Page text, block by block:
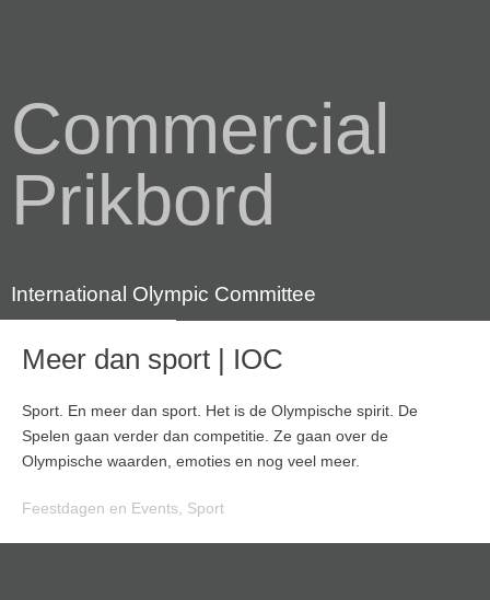
Commercial
Prikbord
International Olympic Committee
Meer dan sport | IOC
Sport. En meer dan sport. Het is de Olympische spirit. De
Spelen gaan verder dan competitie. Ze gaan over de
Olympische waarden, emoties en nog veel meer.
Feestdagen en Events Sport